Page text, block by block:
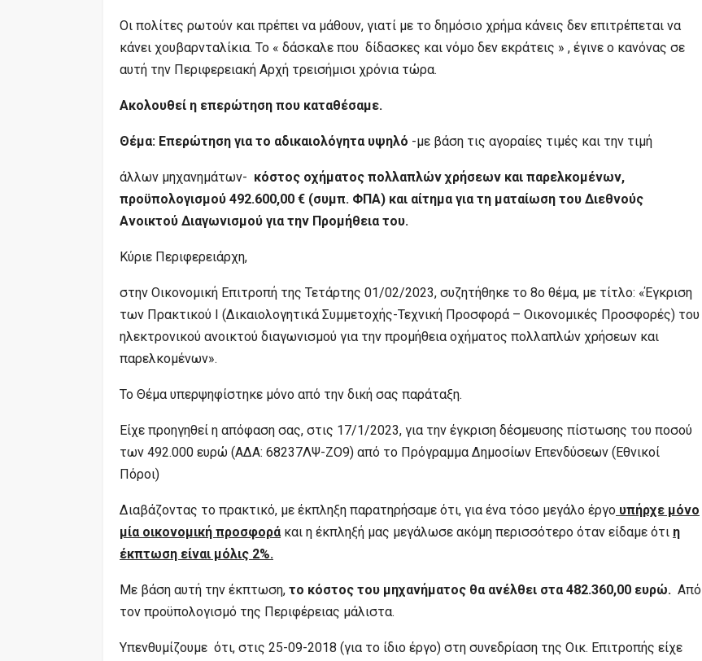
Οι πολίτες ρωτούν και πρέπει να μάθουν, γιατί με το δημόσιο χρήμα κάνεις δεν επιτρέπεται να
κάνει χουβαρνταλίκια. Το « δάσκαλε που δίδασκες και νόμο δεν εκράτεις » , έγινε ο κανόνας σε
αυτή την Περιφερειακή Αρχή τρεισήμισι χρόνια τώρα.
Ακολουθεί η επερώτηση που καταθέσαμε.
Θέμα: Επερώτηση για το αδικαιολόγητα υψηλό -με βάση τις αγοραίες τιμές και την τιμή
άλλων μηχανημάτων- κόστος οχήματος πολλαπλών χρήσεων και παρελκομένων,
προϋπολογισμού 492.600,00 € (συμπ. ΦΠΑ) και αίτημα για τη ματαίωση του Διεθνούς
Ανοικτού Διαγωνισμού για την Προμήθεια του.
Κύριε Περιφερειάρχη,
στην Οικονομική Επιτροπή της Τετάρτης 01/02/2023, συζητήθηκε το 8ο θέμα, με τίτλο: «Έγκριση
των Πρακτικού Ι (Δικαιολογητικά Συμμετοχής-Τεχνική Προσφορά – Οικονομικές Προσφορές) του
ηλεκτρονικού ανοικτού διαγωνισμού για την προμήθεια οχήματος πολλαπλών χρήσεων και
παρελκομένων».
Το Θέμα υπερψηφίστηκε μόνο από την δική σας παράταξη.
Είχε προηγηθεί η απόφαση σας, στις 17/1/2023, για την έγκριση δέσμευσης πίστωσης του ποσού
των 492.000 ευρώ (ΑΔΑ: 68237ΛΨ-ΖΟ9) από το Πρόγραμμα Δημοσίων Επενδύσεων (Εθνικοί
Πόροι)
Διαβάζοντας το πρακτικό, με έκπληξη παρατηρήσαμε ότι, για ένα τόσο μεγάλο έργο υπήρχε μόνο
μία οικονομική προσφοράκαι η έκπληξή μας μεγάλωσε ακόμη περισσότερο όταν είδαμε ότι η
έκπτωση είναι μόλις 2%.
Με βάση αυτή την έκπτωση, το κόστος του μηχανήματος θα ανέλθει στα 482.360,00 ευρώ. Από
τον προϋπολογισμό της Περιφέρειας μάλιστα.
Υπενθυμίζουμε ότι, στις 25-09-2018 (για το ίδιο έργο) στη συνεδρίαση της Οικ. Επιτροπής είχε